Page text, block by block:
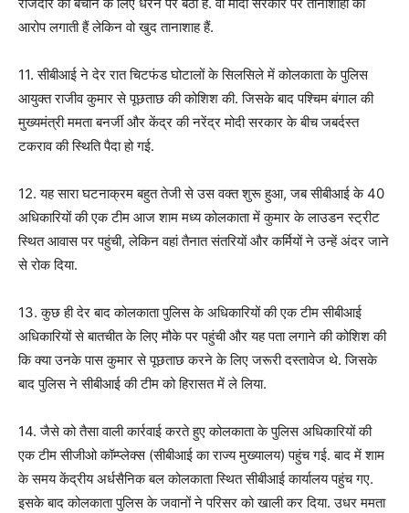
आरोप लगाती हैं लेकिन वो खुद तानाशाह हैं.
11. सीबीआई ने देर रात चिटफंड घोटालों के सिलसिले में कोलकाता के पुलिस
आयुक्त राजीव कुमार से पूछताछ की कोशिश की. जिसके बाद पश्चिम बंगाल की
मुख्यमंत्री ममता बनर्जी और केंद्र की नरेंद्र मोदी सरकार के बीच जबर्दस्त
टकराव की स्थिति पैदा हो गई.
12. यह सारा घटनाक्रम बहुत तेजी से उस वक्त शुरू हुआ, जब सीबीआई के 40
अधिकारियों की एक टीम आज शाम मध्य कोलकाता में कुमार के लाउडन स्ट्रीट
स्थित आवास पर पहुंची, लेकिन वहां तैनात संतरियों और कर्मियों ने उन्हें अंदर जाने
से रोक दिया.
13. कुछ ही देर बाद कोलकाता पुलिस के अधिकारियों की एक टीम सीबीआई
अधिकारियों से बातचीत के लिए मौके पर पहुंची और यह पता लगाने की कोशिश की
कि क्या उनके पास कुमार से पूछताछ करने के लिए जरूरी दस्तावेज थे. जिसके
बाद पुलिस ने सीबीआई की टीम को हिरासत में ले लिया.
14. जैसे को तैसा वाली कार्रवाई करते हुए कोलकाता के पुलिस अधिकारियों की
एक टीम सीजीओ कॉम्प्लेक्स (सीबीआई का राज्य मुख्यालय) पहुंच गई. बाद में शाम
के समय केंद्रीय अर्धसैनिक बल कोलकाता स्थित सीबीआई कार्यालय पहुंच गए.
इसके बाद कोलकाता पुलिस के जवानों ने परिसर को खाली कर दिया. उधर ममता